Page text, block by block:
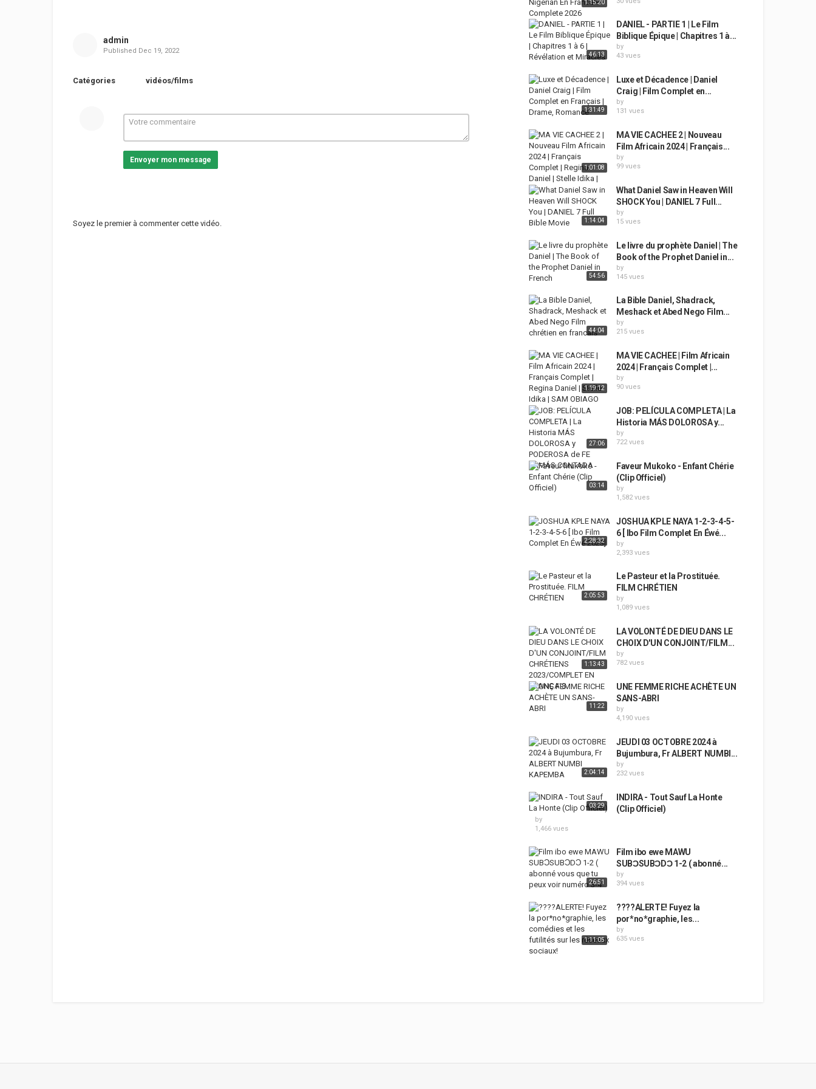
admin
Published Dec 19, 2022
Catégories vidéos/films
Envoyer mon message
Soyez le premier à commenter cette vidéo.
1:15:20
46:13
DANIEL - PARTIE 1 | Le Film
Biblique Épique | Chapitres 1 à...
by
43 vues
1:31:49
Luxe et Décadence | Daniel
Craig | Film Complet en...
by
131 vues
1:01:08
MA VIE CACHEE 2 | Nouveau
Film Africain 2024 | Français...
by
99 vues
1:14:04
What Daniel Saw in Heaven Will
SHOCK You | DANIEL 7 Full...
by
15 vues
54:56
Le livre du prophète Daniel | The
Book of the Prophet Daniel in...
by
145 vues
44:04
La Bible Daniel, Shadrack,
Meshack et Abed Nego Film...
by
215 vues
1:19:12
MA VIE CACHEE | Film Africain
2024 | Français Complet |...
by
90 vues
27:06
JOB: PELÍCULA COMPLETA | La
Historia MÁS DOLOROSA y...
by
722 vues
03:14
Faveur Mukoko - Enfant Chérie
(Clip Officiel)
by
1,582 vues
2:28:32
JOSHUA KPLE NAYA 1-2-3-4-5-
6 [ Ibo Film Complet En Éwé...
by
2,393 vues
2:05:53
Le Pasteur et la Prostituée.
FILM CHRÉTIEN
by
1,089 vues
1:13:43
LA VOLONTÉ DE DIEU DANS LE
CHOIX D'UN CONJOINT/FILM...
by
782 vues
11:22
UNE FEMME RICHE ACHÈTE UN
SANS-ABRI
by
4,190 vues
2:04:14
JEUDI 03 OCTOBRE 2024 à
Bujumbura, Fr ALBERT NUMBI...
by
232 vues
03:29
INDIRA - Tout Sauf La Honte
(Clip Officiel)
by
1,466 vues
26:51
Film ibo ewe MAWU
SUBƆSUBƆDƆ 1-2 ( abonné...
by
394 vues
1:11:05
????ALERTE! Fuyez la
por*no*graphie, les...
by
635 vues